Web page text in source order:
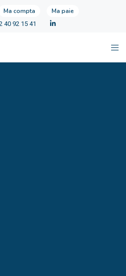
Ma compta Ma paie
40 92 15 41